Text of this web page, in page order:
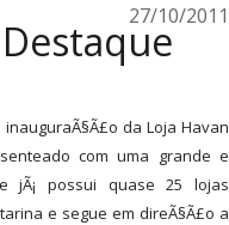
27/10/2011
inauguraÃ§Ã£o da Loja Havan
com uma grande e
jÃ¡ possui quase 25 lojas
e segue em direÃ§Ã£o a